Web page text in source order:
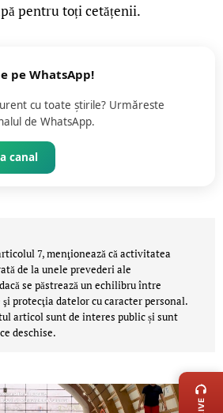
pentru toți cetățenii.
pe WhatsApp!
cu toate știrile? Urmăreste
de WhatsApp.
canal
7, menţionează că activitatea
de la unele prevederi ale
se păstrează un echilibru între
protecţia datelor cu caracter personal.
articol sunt de interes public și sunt
deschise.